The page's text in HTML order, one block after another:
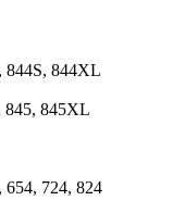
844S, 844XL
845, 845XL
654, 724, 824